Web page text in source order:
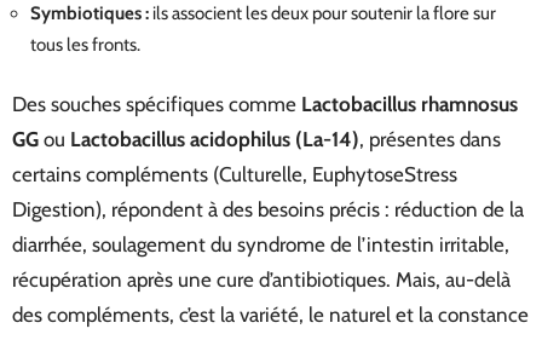
Symbiotiques : ils associent les deux pour soutenir la flore sur
tous les fronts.
Des souches spécifiques comme Lactobacillus rhamnosus
GG ou Lactobacillus acidophilus (La-14), présentes dans
certains compléments (Culturelle, EuphytoseStress
Digestion), répondent à des besoins précis : réduction de la
diarrhée, soulagement du syndrome de l’intestin irritable,
récupération après une cure d’antibiotiques. Mais, au-delà
des compléments, c’est la variété, le naturel et la constance